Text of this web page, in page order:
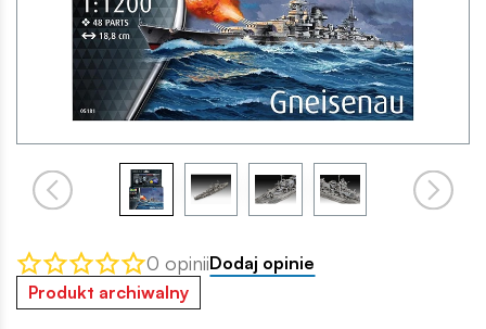
0 opiniiDodaj opinie
Produkt archiwalny